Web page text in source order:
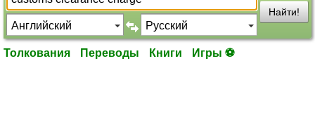
Найти!
Толкования Переводы Книги Игры ⚽